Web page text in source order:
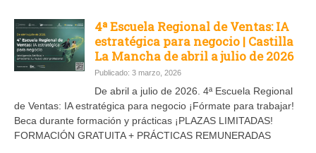
4ª Escuela Regional de Ventas: IA
estratégica para negocio | Castilla
La Mancha de abril a julio de 2026
Publicado: 3 marzo, 2026
De abril a julio de 2026. 4ª Escuela Regional
de Ventas: IA estratégica para negocio ¡Fórmate para trabajar!
Beca durante formación y prácticas ¡PLAZAS LIMITADAS!
FORMACIÓN GRATUITA + PRÁCTICAS REMUNERADAS